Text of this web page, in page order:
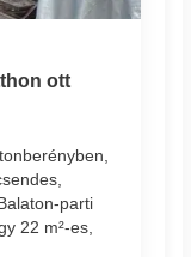
ott
parti
22 m²-es,